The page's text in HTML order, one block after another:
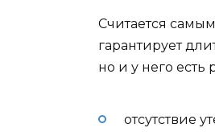
Считается
гарантирует
но и у него
отсутствие